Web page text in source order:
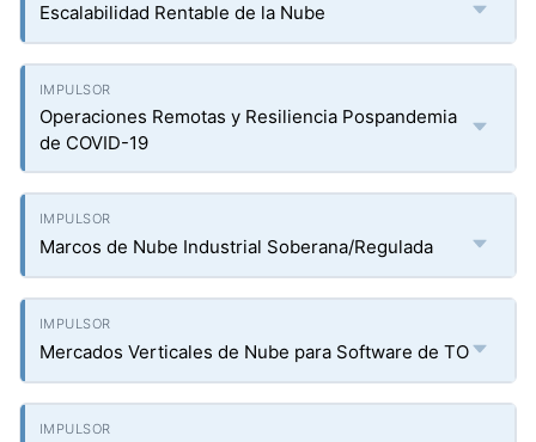
Escalabilidad Rentable de la Nube
Operaciones Remotas y Resiliencia Pospandemia
de COVID-19
Marcos de Nube Industrial Soberana/Regulada
Mercados Verticales de Nube para Software de TO